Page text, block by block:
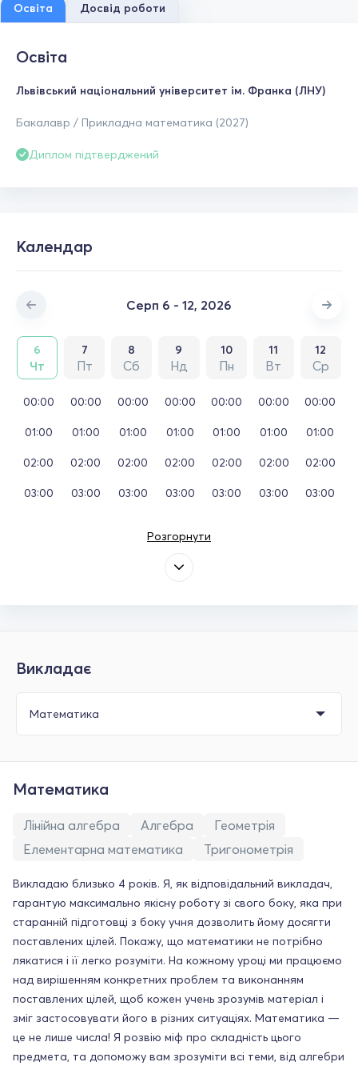
Освіта Досвід роботи
Освіта
Львівський національний університет ім. Франка (ЛНУ)
Бакалавр / Прикладна математика (2027)
Диплом підтверджений
Календар
Серп 6 - 12, 2026
6
Чт
7
Пт
8
Сб
9
Нд
10
Пн
11
Вт
12
Ср
00:00
01:00
02:00
03:00
00:00
01:00
02:00
03:00
00:00
01:00
02:00
03:00
00:00
01:00
02:00
03:00
00:00
01:00
02:00
03:00
00:00
01:00
02:00
03:00
00:00
01:00
02:00
03:00
Розгорнути
Викладає
Математика
Лінійна алгебра Алгебра
Геометрія
Елементарна математика
Тригонометрія
Викладаю близько 4 років. Я, як відповідальний викладач,
гарантую максимально якісну роботу зі свого боку, яка при
старанній підготовці з боку учня дозволить йому досягти
поставлених цілей. Покажу, що математики не потрібно
лякатися і її легко розуміти. На кожному уроці ми працюємо
над вирішенням конкретних проблем та виконанням
поставлених цілей, щоб кожен учень зрозумів матеріал і
зміг застосовувати його в різних ситуаціях. Математика —
це не лише числа! Я розвію міф про складність цього
предмета, та допоможу вам зрозуміти всі теми, від алгебри